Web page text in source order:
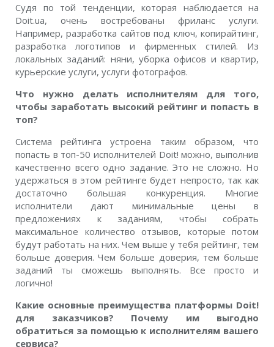
Судя по той тенденции, которая наблюдается на
Doit.ua, очень востребованы фриланс услуги.
Например, разработка сайтов под ключ, копирайтинг,
разработка логотипов и фирменных стилей. Из
локальных заданий: няни, уборка офисов и квартир,
курьерские услуги, услуги фотографов.
Что нужно делать исполнителям для того,
чтобы заработать высокий рейтинг и попасть в
топ?
Система рейтинга устроена таким образом, что
попасть в топ-50 исполнителей Doit! можно, выполнив
качественно всего одно задание. Это не сложно. Но
удержаться в этом рейтинге будет непросто, так как
достаточно большая конкуренция. Многие
исполнители дают минимальные цены в
предложениях к заданиям, чтобы собрать
максимальное количество отзывов, которые потом
будут работать на них. Чем выше у тебя рейтинг, тем
больше доверия. Чем больше доверия, тем больше
заданий ты сможешь выполнять. Все просто и
логично!
Какие основные преимущества платформы Doit!
для заказчиков? Почему им выгодно
обратиться за помощью к исполнителям вашего
сервиса?